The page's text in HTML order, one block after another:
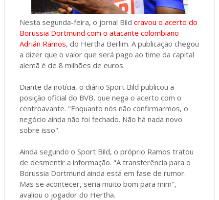
Nesta segunda-feira, o jornal Bild cravou o acerto do
Borussia Dortmund com o atacante colombiano
Adrián Ramos, do Hertha Berlim. A publicação chegou
a dizer que o valor que será pago ao time da capital
alemã é de 8 milhões de euros.
Diante da notícia, o diário Sport Bild publicou a
posição oficial do BVB, que nega o acerto com o
centroavante. "Enquanto nós não confirmarmos, o
negócio ainda não foi fechado. Não há nada novo
sobre isso".
Ainda segundo o Sport Bild, o próprio Ramos tratou
de desmentir a informação. "A transferência para o
Borussia Dortmund ainda está em fase de rumor.
Mas se acontecer, seria muito bom para mim",
avaliou o jogador do Hertha.